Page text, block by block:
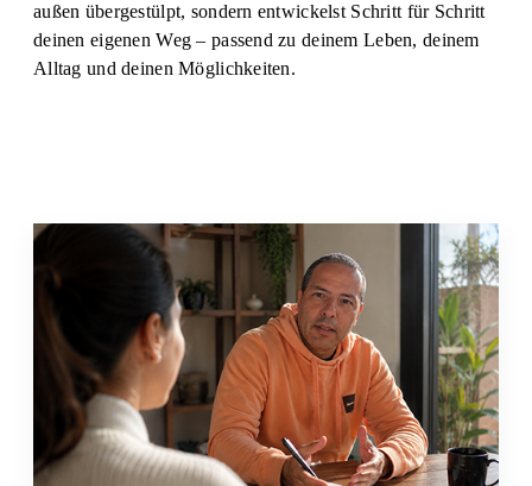
außen übergestülpt, sondern entwickelst Schritt für Schritt
deinen eigenen Weg – passend zu deinem Leben, deinem
Alltag und deinen Möglichkeiten.